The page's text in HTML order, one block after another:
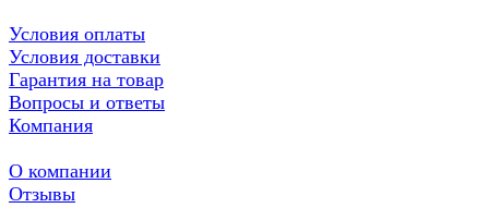
Условия оплаты
Условия доставки
Гарантия на товар
Вопросы и ответы
Компания
О компании
Отзывы